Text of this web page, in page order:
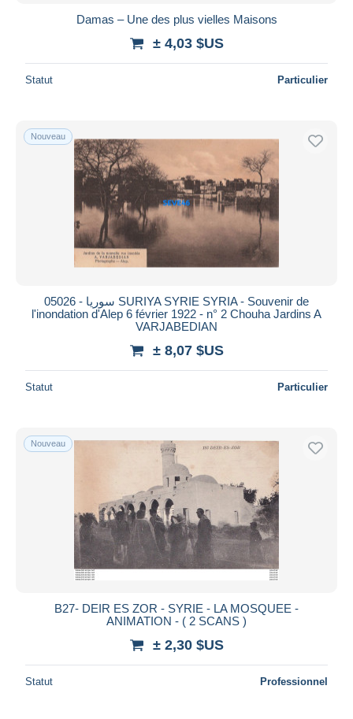
Damas – Une des plus vielles Maisons
± 4,03 $US
Statut Particulier
Nouveau
05026 - سوريا SURIYA SYRIE SYRIA - Souvenir de
l'inondation d'Alep 6 février 1922 - n° 2 Chouha Jardins A
VARJABEDIAN
± 8,07 $US
Statut Particulier
Nouveau
B27- DEIR ES ZOR - SYRIE - LA MOSQUEE -
ANIMATION - ( 2 SCANS )
± 2,30 $US
Statut Professionnel